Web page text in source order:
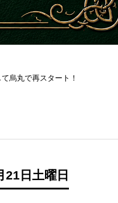
烏丸で再スタート！
日土曜日